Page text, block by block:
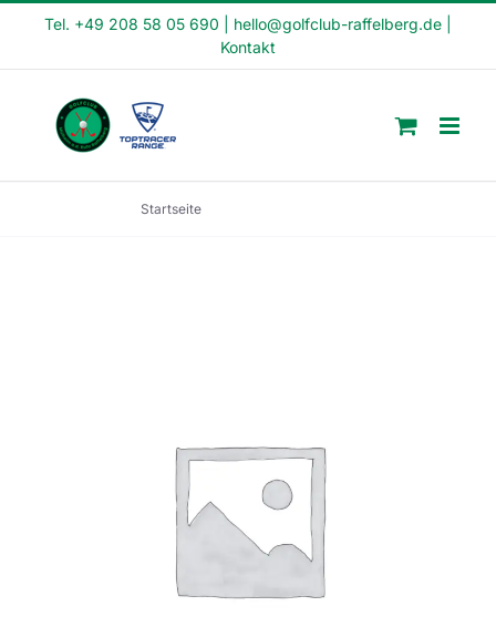
Tel. +49 208 58 05 690 hello@golfclub-raffelberg.de
Kontakt
Startseite